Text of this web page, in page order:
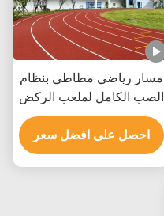
مسار رياضي مطاطي بنظام
الصب الكامل لملعب الركض
احصل على افضل سعر